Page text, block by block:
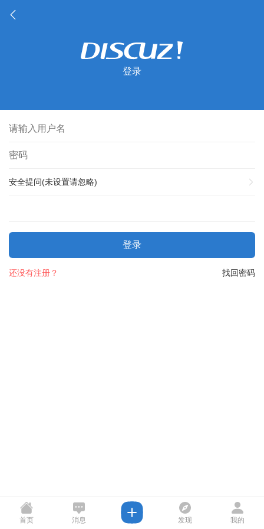
登录
安全提问(未设置请忽略)
登录
找回密码
还没有注册？
首页 消息 发现 我的